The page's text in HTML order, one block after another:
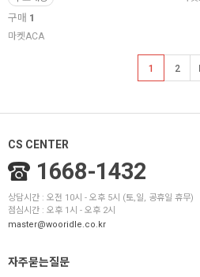
구매 1
마켓ACA
1 2
CS CENTER
1668-1432
상담시간 : 오전 10시 - 오후 5시 (토,일, 공휴일 휴무)
점심시간 : 오후 1시 - 오후 2시
master@wooridle.co.kr
자주묻는질문